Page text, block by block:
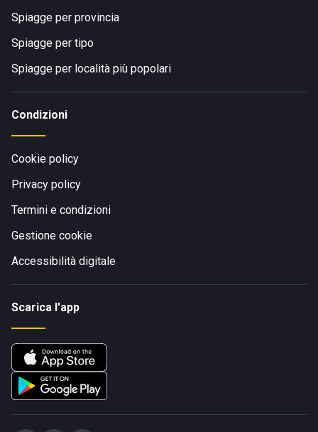
Spiagge per provincia
Spiagge per tipo
Spiagge per località più popolari
Condizioni
Cookie policy
Privacy policy
Termini e condizioni
Gestione cookie
Accessibilità digitale
Scarica l'app